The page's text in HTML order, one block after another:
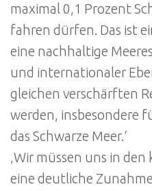
maximal 0,1 Prozent
fahren dürfen. Das ist
eine nachhaltige
und internationaler
gleichen verschärften
werden, insbesondere
das Schwarze Meer.‘
‚Wir müssen uns in
eine deutliche